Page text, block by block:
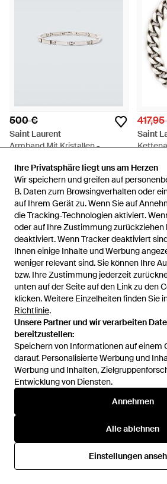
Ihre Privatsphäre liegt uns am Herzen
Wir speichern und greifen auf
B. Daten zum Browsingverhalten oder
auf Ihrem Gerät zu. Wenn Sie auf
die Tracking-Technologien aktiviert.
oder auf Ihre Zustimmung zurückziehen
deaktiviert. Wenn Tracker deaktiviert
Ihnen einige Inhalte und Werbung
weniger relevant sind. Sie können Ihre
bzw. Ihre Zustimmung jederzeit
unten auf der Seite auf den Link zu den
klicken. Weitere Einzelheiten finden Sie
Richtlinie.
Unsere Partner und wir verarbeiten
bereitzustellen:
Speichern von Informationen auf einem
darauf. Personalisierte Werbung und
Werbung und Inhalten,
Entwicklung von Diensten.
Annehmen
Alle ablehnen
Einstellungen
Ihre Privatsphäre liegt uns am Herzen
Wir speichern und greifen auf
B. Daten zum Browsingverhalten oder
auf Ihrem Gerät zu. Wenn Sie auf
die Tracking-Technologien aktiviert.
oder auf Ihre Zustimmung zurückziehen
deaktiviert. Wenn Tracker deaktiviert
Ihnen einige Inhalte und Werbung
weniger relevant sind. Sie können Ihre
bzw. Ihre Zustimmung jederzeit
unten auf der Seite auf den Link zu den
klicken. Weitere Einzelheiten finden Sie
Richtlinie.
Unsere Partner und wir verarbeiten
bereitzustellen:
Speichern von Informationen auf einem
darauf. Personalisierte Werbung und
Werbung und Inhalten,
Entwicklung von Diensten.
Annehmen
Alle ablehnen
Einstellungen
500 €
Saint Laurent
Armband Mit Kristallen -
AUSVERKAUFT
Saint
395 €
Saint Laurent
Armband Cassandre aus Leder
- Weiß
VonMytheresa
250 €
Saint
76 von 76 werden
angezeigt